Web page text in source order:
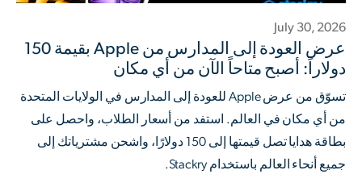
July 30, 2026
عرض العودة إلى المدارس من Apple بقيمة 150
دولاراً: أصبح متاحاً الآن من أي مكان
تسوّق من عرض Apple للعودة إلى المدارس في الولايات المتحدة
من أي مكان في العالم. استفد من أسعار الطلاب، واحصل على
بطاقة هدايا تصل قيمتها إلى 150 دولارًا، واشحن مشترياتك إلى
جميع أنحاء العالم باستخدام Stackry.